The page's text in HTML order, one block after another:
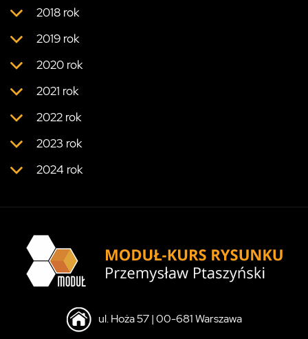
2018 rok
2019 rok
2020 rok
2021 rok
2022 rok
2023 rok
2024 rok
ul. Hoża 57 | 00-681 Warszawa